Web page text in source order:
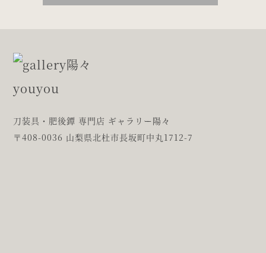
刀装具・肥後鐔 専門店 ギャラリー陽々
〒408-0036 山梨県北杜市長坂町中丸1712-7